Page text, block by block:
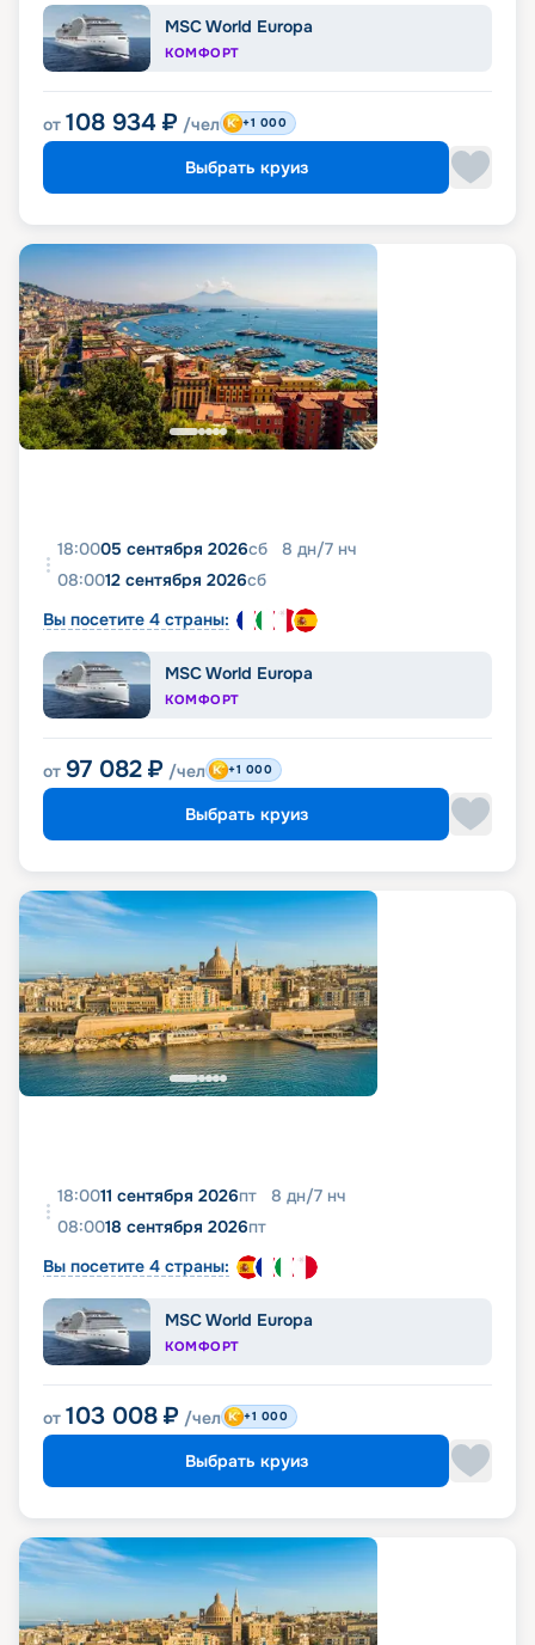
MSC World Europa
КОМФОРТ
от 108 934 ₽ /чел +1 000
Выбрать круиз
18:0005 сентября 2026сб 8 дн/7 нч
08:0012 сентября 2026сб
Вы посетите 4 страны:
MSC World Europa
КОМФОРТ
от 97 082 ₽ /чел +1 000
Выбрать круиз
18:0011 сентября 2026пт 8 дн/7 нч
08:0018 сентября 2026пт
Вы посетите 4 страны:
MSC World Europa
КОМФОРТ
от 103 008 ₽ /чел +1 000
Выбрать круиз